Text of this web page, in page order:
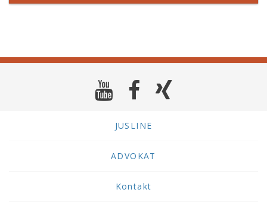
JUSLINE
ADVOKAT
Kontakt